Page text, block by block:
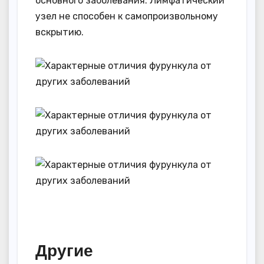
узел не способен к самопроизвольному
вскрытию.
Другие